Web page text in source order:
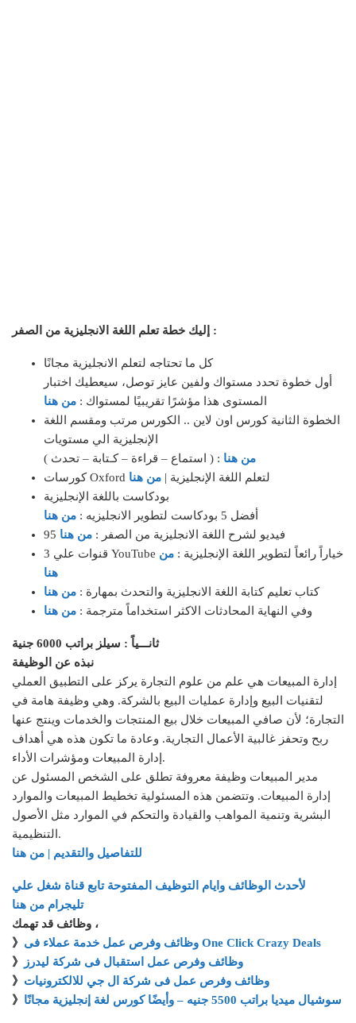
إليك خطة تعلم اللغة الانجليزية من الصفر :
كل ما تحتاجه لتعلم الانجليزية مجانًا
أول خطوة تحدد مستواك ولفين عايز توصل، سيعطيك اختبار
المستوى هذا مؤشرًا تقريبيًا لمستواك : من هنا
الخطوة الثانية كورس اون لاين .. الكورس مرتب ومقسم اللغة
الإنجليزية الي مستويات
( استماع – قراءة – كـتابة – تحدث ) : من هنا
كورسات Oxford لتعلم اللغة الإنجليزية | من هنا
بودكاست باللغة الإنجليزية
أفضل 5 بودكاست لتطوير الانجليزيه :
من هنا
95 فيديو لشرح اللغة الانجليزية من الصفر : من هنا
3 قنوات علي YouTube خياراً رائعاً لتطوير اللغة الإنجليزية : من
هنا
كتاب تعليم كتابة اللغة الانجليزية والتحدث بمهارة : من هنا
وفي النهاية المحادثات الاكثر استخداماً مترجمة : من هنا
ثانـــياً : سيلز براتب 6000 جنية
نبذه عن الوظيفة
إدارة المبيعات هي علم من علوم التجارة يركز على التطبيق العملي
لتقنيات البيع وإدارة عمليات البيع بالشركة. وهي وظيفة هامة في
التجارة؛ لأن صافي المبيعات خلال بيع المنتجات والخدمات وينتج عنها
ربح وتحفز غالبية الأعمال التجارية. وعادة ما تكون هذه هي أهداف
إدارة المبيعات ومؤشرات الأداء.
مدير المبيعات وظيفة معروفة تطلق على الشخص المسئول عن
إدارة المبيعات. وتتضمن هذه المسئولية تخطيط المبيعات والموارد
البشرية وتنمية المواهب والقيادة والتحكم في الموارد مثل الأصول
التنظيمية.
للتفاصيل والتقديم | من هنا
لأحدث الوظائف وايام التوظيف المفتوحة تابع قناة شغل علي
تليجرام من هنا
وظائف قد تهمك ،
》
وظائف وفرص عمل خدمة عملاء فى One Click Crazy Deals
》
وظائف وفرص عمل استقبال فى شركة ليدرز
》 وظائف وفرص عمل فى شركة ال جي للالكترونيات
》
سوشيال ميديا براتب 5500 جنيه – وأيضًا كورس لغة إنجليزية مجانًا